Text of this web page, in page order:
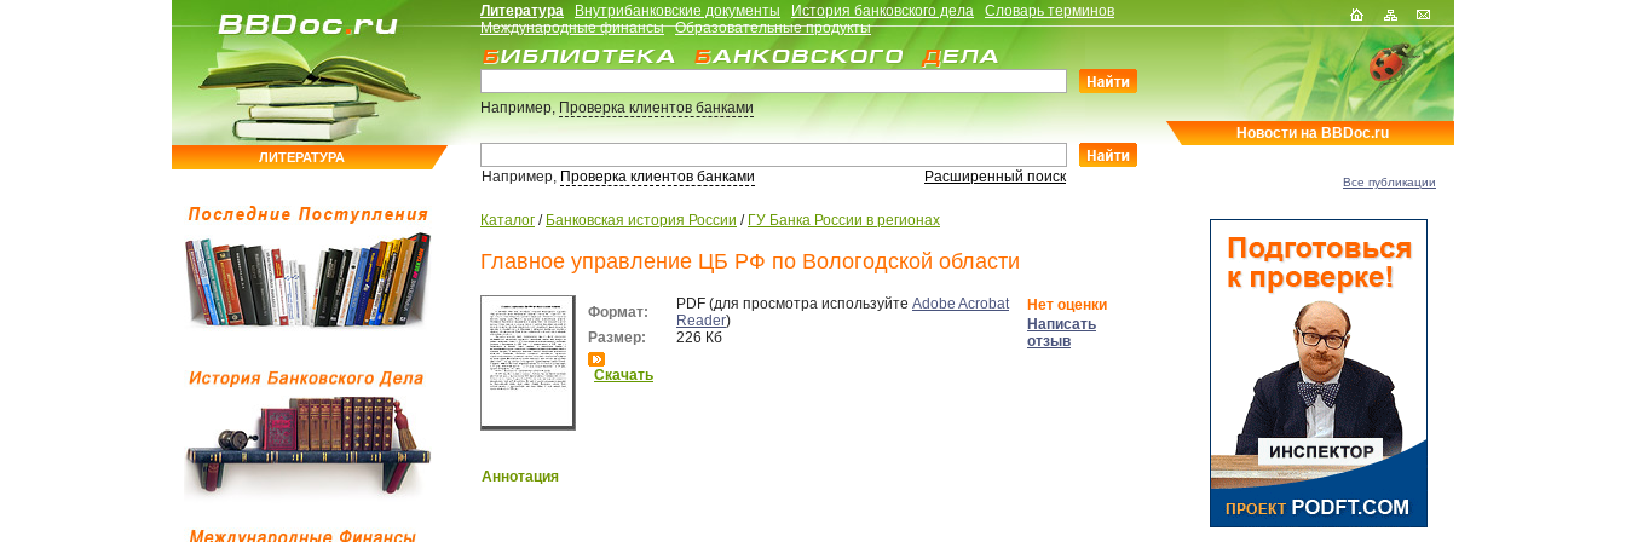
ЛИТЕРАТУРА
Литература Внутрибанковские документы История банковского дела
Словарь терминов
Международные финансы
Образовательные продукты
Например,Проверка клиентов банками
Например, Проверка клиентов банками Расширенный поиск
Каталог / Банковская история России / ГУ Банка России в регионах
Главное управление ЦБ РФ по Вологодской области
Формат: PDF (для просмотра используйте Adobe Acrobat
Reader)
Размер:
226 Кб
Скачать
Нет оценки
Написать
отзыв
Аннотация
Новости на BBDoc.ru
Все публикации